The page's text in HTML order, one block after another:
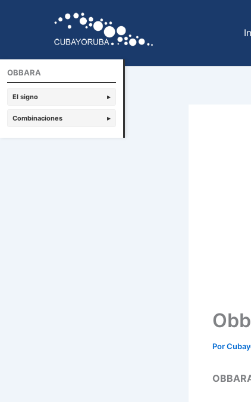
Por
OBBARA
El signo ▸
Combinaciones ▸